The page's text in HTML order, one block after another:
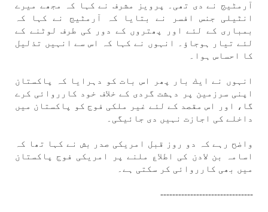
آرمٹيج نے دی تھی۔ پرويز مشرف نے كہا كہ مجھے ميرے
انٹيلی جنس افسر نے بتايا كہ آرمٹيج نے كہا كہ
بمباری كے لئے اور پھتروں كے دور كی طرف لوٹنے كے
لئے تيار ہوجاؤ۔ انہوں نے كہا كہ اس سے انہیں تذليل
كا احساس ہوا۔
انہوں نے ايك بار پھر اس بات كو دہرايا كہ پاكستان
اپنی سرزمين پر دہشت گردی كے خلاف خود كارروائی كرے
گا، اور اس مقصد كے لئے غير ملكی فوج كو پاكستان میں
داخلے كی اجازت نہیں دی جائيگی۔
واضح رہے كہ دو روز قبل امريكی صدر بش نے كہا تھا كہ
اسامہ بن لادن كی اطلاع ملنے پر امريكی فوج پاكستان
میں بھی كارروائی كر سكتی ہے۔
-------------------------------